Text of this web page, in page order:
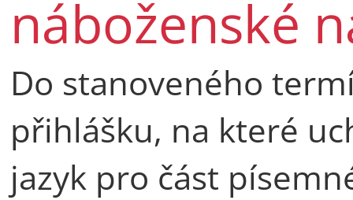
náboženské
Do stanoveného
přihlášku, na které
jazyk pro část